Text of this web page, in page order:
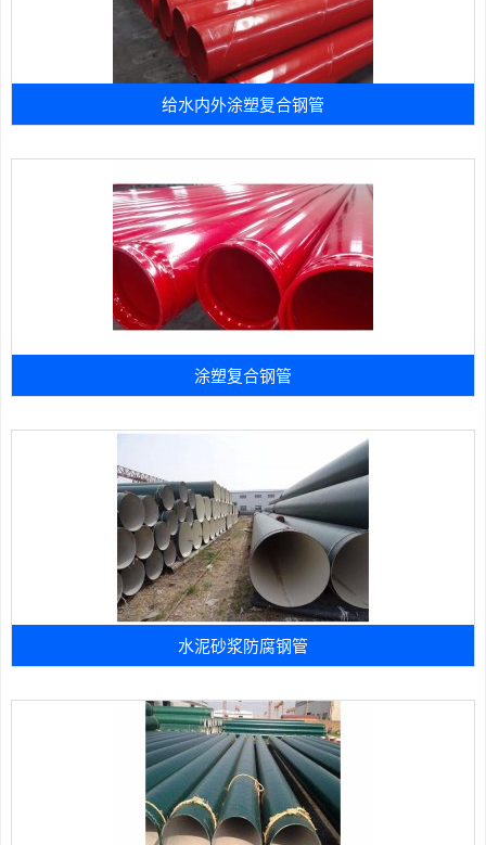
给水内外涂塑复合钢管
涂塑复合钢管
水泥砂浆防腐钢管